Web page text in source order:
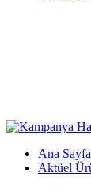
Ana Sayfa
Aktüel